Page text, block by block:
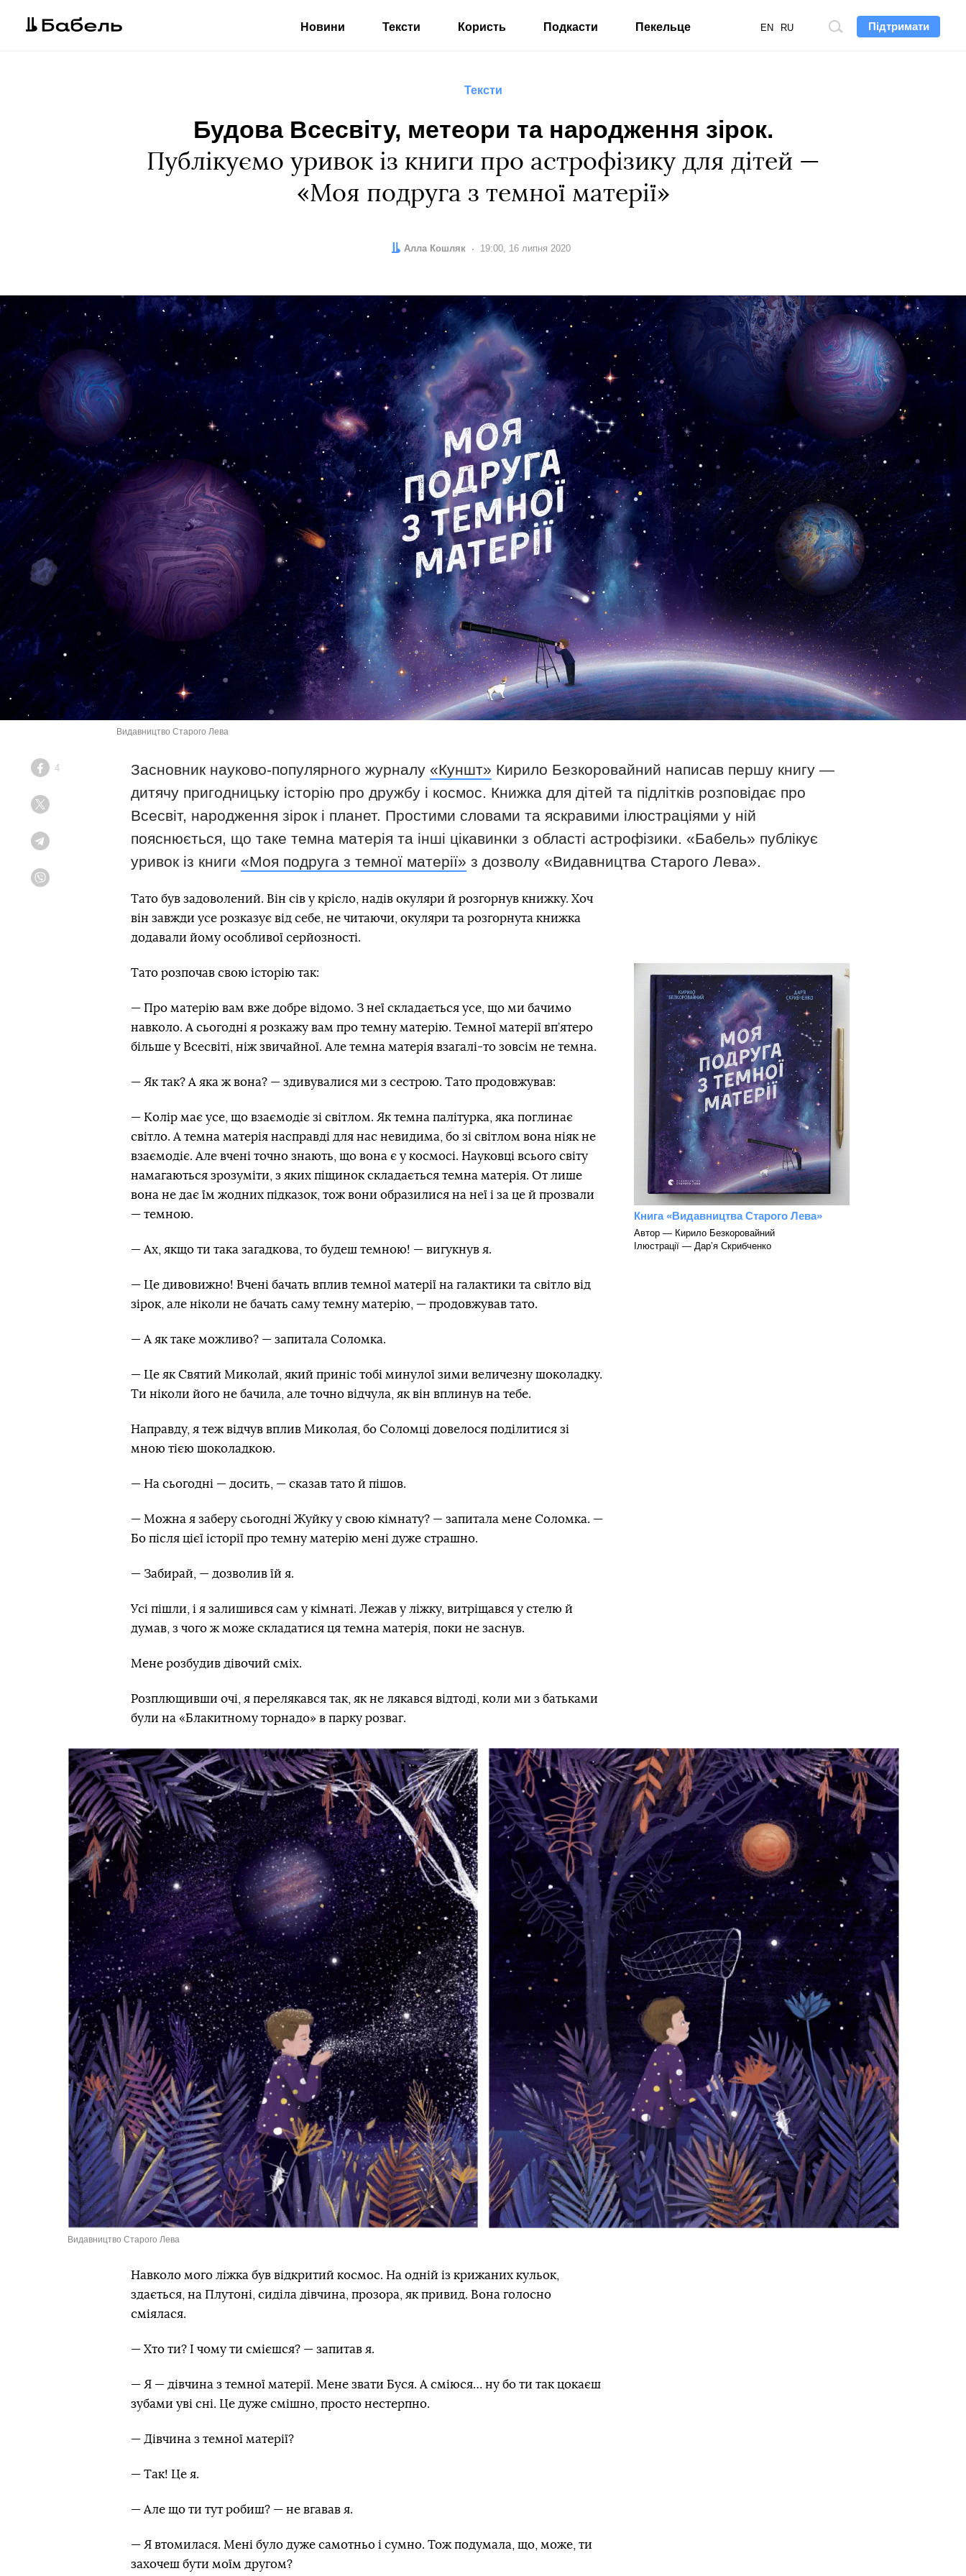
Підтримати
Пошук
EN RU
Новини Тексти Користь Подкасти Пекельце
Тексти
Будова Всесвіту, метеори та народження зірок.
Публікуємо уривок із книги про астрофізику для дітей —
«Моя подруга з темної матерії»
Автор:
Алла Кошляк Дата:
19:00, 16 липня 2020
Видавництво Старого Лева
Facebook
4 Засновник науково-популярного журналу «Куншт» Кирило Безкоровайний написав першу книгу —
дитячу пригодницьку історію про дружбу і космос. Книжка для дітей та підлітків розповідає про
Всесвіт, народження зірок і планет. Простими словами та яскравими ілюстраціями у ній
пояснюється, що таке темна матерія та інші цікавинки з області астрофізики. «Бабель» публікує
уривок із книги «Моя подруга з темної матерії» з дозволу «Видавництва Старого Лева».
Тато був задоволений. Він сів у крісло, надів окуляри й розгорнув книжку. Хоч
він завжди усе розказує від себе, не читаючи, окуляри та розгорнута книжка
додавали йому особливої серйозності.
Книга «Видавництва Старого Лева»
Автор — Кирило Безкоровайний
Ілюстрації — Дарʼя Скрибченко
Тато розпочав свою історію так:
— Про матерію вам вже добре відомо. З неї складається усе, що ми бачимо
навколо. А сьогодні я розкажу вам про темну матерiю. Темної матерії вп’ятеро
більше у Всесвіті, ніж звичайної. Але темна матерія взагалі-то зовсім не темна.
— Як так? А яка ж вона? — здивувалися ми з сестрою. Тато продовжував:
— Колір має усе, що взаємодіє зі світлом. Як темна палітурка, яка поглинає
світло. А темна матерія насправді для нас невидима, бо зі світлом вона ніяк не
взаємодіє. Але вчені точно знають, що вона є у космосі. Науковці всього світу
намагаються зрозуміти, з яких піщинок складається темна матерія. От лише
вона не дає їм жодних підказок, тож вони образилися на неї і за це й прозвали
— темною.
— Ах, якщо ти така загадкова, то будеш темною! — вигукнув я.
— Це дивовижно! Вчені бачать вплив темної матерії на галактики та світло від
зірок, але ніколи не бачать саму темну матерію, — продовжував тато.
— А як таке можливо? — запитала Соломка.
— Це як Святий Миколай, який приніс тобі минулої зими величезну шоколадку.
Ти ніколи його не бачила, але точно відчула, як він вплинув на тебе.
Направду, я теж відчув вплив Миколая, бо Соломці довелося поділитися зі
мною тією шоколадкою.
— На сьогодні — досить, — сказав тато й пішов.
— Можна я заберу сьогодні Жуйку у свою кімнату? — запитала мене Соломка. —
Бо після цієї історії про темну матерію мені дуже страшно.
— Забирай, — дозволив їй я.
Усі пішли, і я залишився сам у кімнаті. Лежав у ліжку, витріщався у стелю й
думав, з чого ж може складатися ця темна матерія, поки не заснув.
Мене розбудив дівочий смiх.
Розплющивши очі, я перелякався так, як не лякався відтоді, коли ми з батьками
були на «Блакитному торнадо» в парку розваг.
Видавництво Старого Лева
Навколо мого ліжка був відкритий космос. На одній із крижаних кульок,
здається, на Плутоні, сиділа дівчина, прозора, як привид. Вона голосно
сміялася.
— Хто ти? І чому ти смієшся? — запитав я.
— Я — дівчина з темної матерії. Мене звати Буся. А сміюся… ну бо ти так цокаєш
зубами уві сні. Це дуже смішно, просто нестерпно.
— Дівчина з темної матерiї?
— Так! Це я.
— Але що ти тут робиш? — не вгавав я.
— Я втомилася. Мені було дуже самотньо і сумно. Тож подумала, що, може, ти
захочеш бути моїм другом?